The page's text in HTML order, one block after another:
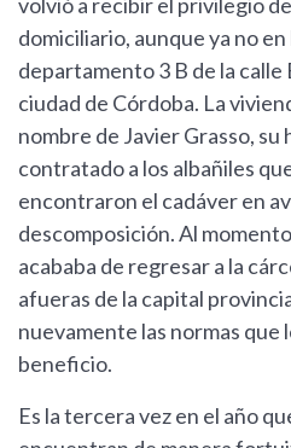
volvió a recibir el privilegio
domiciliario, aunque ya no
departamento 3 B de la calle
ciudad de Córdoba. La
nombre de Javier Grasso, su
contratado a los albañiles
encontraron el cadáver en
descomposición. Al
acababa de regresar a la
afueras de la capital
nuevamente las normas que
beneficio.
Es la tercera vez en el año